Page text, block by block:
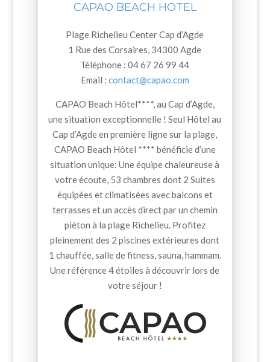
CAPAO BEACH HOTEL
Plage Richelieu Center Cap d’Agde
1 Rue des Corsaires, 34300 Agde
Téléphone : 04 67 26 99 44
Email : contact@capao.com
CAPAO Beach Hôtel****, au Cap d’Agde,
une situation exceptionnelle ! Seul Hôtel au
Cap d’Agde en première ligne sur la plage,
CAPAO Beach Hôtel **** bénéficie d’une
situation unique: Une équipe chaleureuse à
votre écoute, 53 chambres dont 2 Suites
équipées et climatisées avec balcons et
terrasses et un accès direct par un chemin
piéton à la plage Richelieu. Profitez
pleinement des 2 piscines extérieures dont
1 chauffée, salle de fitness, sauna, hammam.
Une référence 4 étoiles à découvrir lors de
votre séjour !